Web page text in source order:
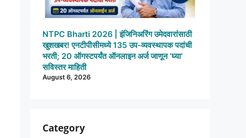
NTPC Bharti 2026 | इंजिनिअरिंग उमेदवारांसाठी
खुशखबर! एनटीपीसीमध्ये 135 उप-व्यवस्थापक पदांची
भरती; 20 ऑगस्टपर्यंत ऑनलाइन अर्ज जाणून ‘घ्या’
सविस्तर माहिती
August 6, 2026
Category